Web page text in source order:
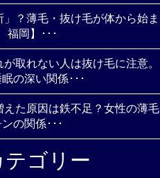
？薄毛・抜け毛が体から始ま
岡】･･･
取れない人は抜け毛に注意。
の深い関係･･･
た原因は鉄不足？女性の薄毛
の関係･･･
ゴリー